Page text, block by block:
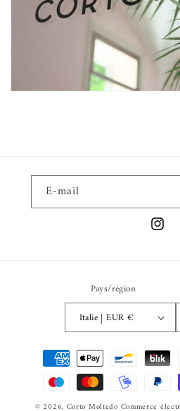
E-mail
Pays/région
Italie | EUR €
Moyens
paiement
© 2026, Corto Moltedo Commerce